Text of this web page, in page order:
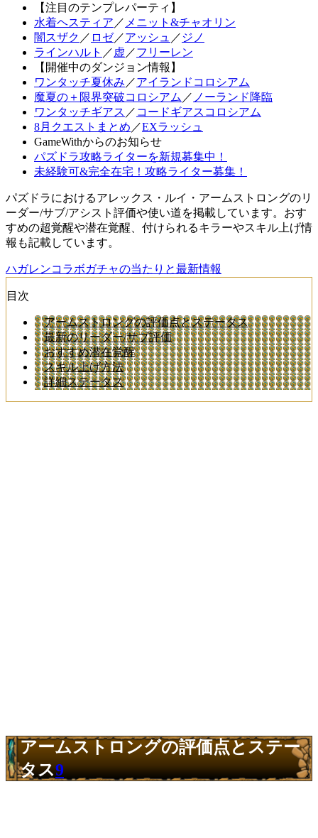
【注目のテンプレパーティ】
水着ヘスティア ／ メニット&チャオリン
闇スザク ／ ロゼ／アッシュ ／ ジノ
ラインハルト ／ 虚 ／フリーレン
【開催中のダンジョン情報】
ワンタッチ夏休み ／アイランドコロシアム
魔夏の＋限界突破コロシアム ／ ノーランド降臨
ワンタッチギアス ／ コードギアスコロシアム
8月クエストまとめ ／EXラッシュ
GameWithからのお知らせ
パズドラ攻略ライターを新規募集中！
未経験可&完全在宅！攻略ライター募集！
パズドラにおけるアレックス・ルイ・アームストロングのリ
ーダー/サブ/アシスト評価や使い道を掲載しています。おす
すめの超覚醒や潜在覚醒、付けられるキラーやスキル上げ情
報も記載しています。
ハガレンコラボガチャの当たりと最新情報
目次
アームストロングの評価点とステータス
最新のリーダー/サブ評価
おすすめ潜在覚醒
スキル上げ方法
詳細ステータス
アームストロングの評価点とステー
タス9